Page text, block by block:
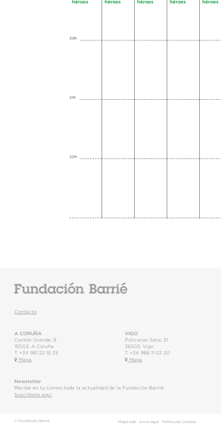
héroes
héroes
héroes
héroes
héroes
20h
21h
22h
Contacto
A CORUÑA
Cantón Grande, 9
15003
A Coruña
T. +34 981 22 15 25
Mapa
VIGO
Policarpo Sanz, 31
36202 Vigo
T. +34 986 11 02 20
Mapa
Newsletter
Recibe en tu correo toda la actualidad de la Fundación Barrié
Suscríbete aquí
© Fundación Barrié Mapa web· Aviso legal · Política de Cookies ·